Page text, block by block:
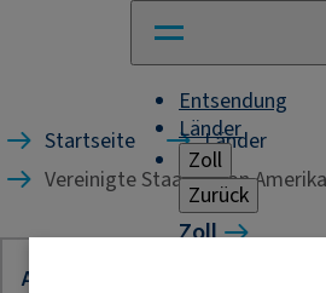
Entsendung
Länder
Zoll
Zurück
Zoll
Startseite
Länder
Vereinigte Staaten von